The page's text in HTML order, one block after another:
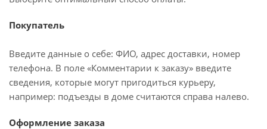
Покупатель
Введите данные о себе: ФИО, адрес доставки, номер
телефона. В поле «Комментарии к заказу» введите
сведения, которые могут пригодиться курьеру,
например: подъезды в доме считаются справа налево.
Оформление заказа